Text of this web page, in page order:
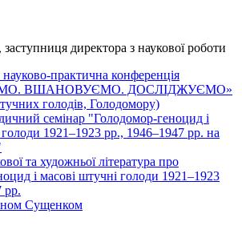
директора з наукової роботи
науково-практична конференція
ВШАНОВУЄМО. ДОСЛІДЖУЄМО»
голодів, Голодомору)
семінар "Голодомор-геноцид і
1921–1923 рр., 1946–1947 рр. на
та художньої література про
і масові штучні голоди 1921–1923
рр.
Сущенком